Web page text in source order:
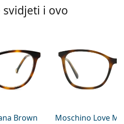
svidjeti i ovo
Brown Moschino Love